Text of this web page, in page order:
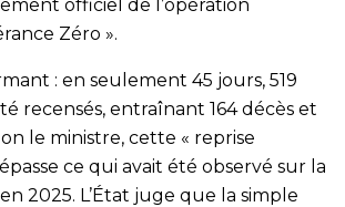
officiel de l’opération
Zéro ».
: en seulement 45 jours, 519
recensés, entraînant 164 décès et
le ministre, cette « reprise
ce qui avait été observé sur la
2025. L’État juge que la simple